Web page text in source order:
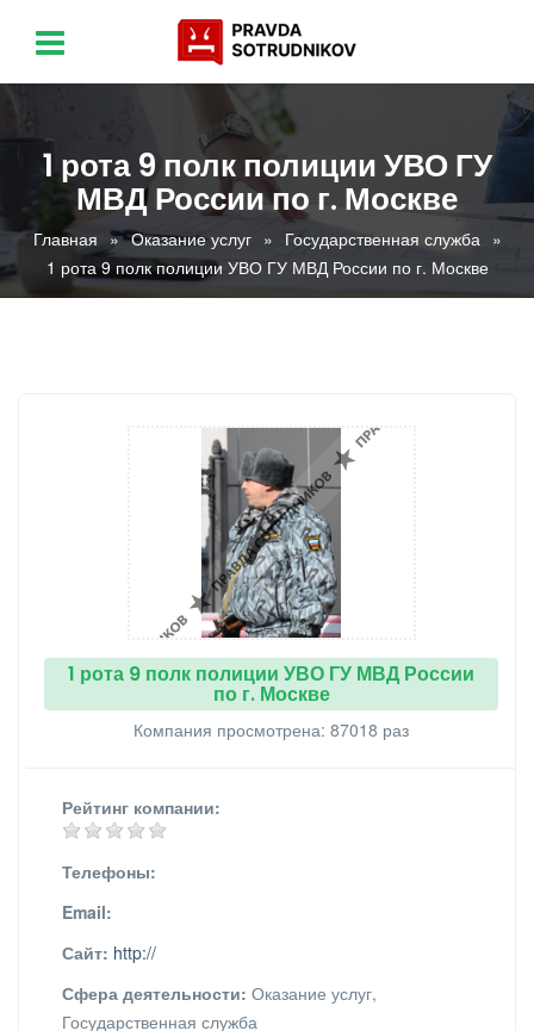
1 рота 9 полк полиции УВО ГУ
МВД России по г. Москве
Главная Оказание услуг
Государственная служба
1 рота 9 полк полиции УВО ГУ МВД России по г. Москве
1 рота 9 полк полиции УВО ГУ МВД России
по г. Москве
Компания просмотрена: 87018 раз
Рейтинг компании:
Телефоны:
Email:
Сайт: http://
Сфера деятельности: Оказание услуг,
Государственная служба